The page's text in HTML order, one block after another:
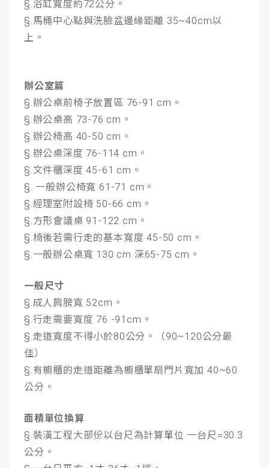
§.浴缸寬度約72公分。
§.馬桶中心點與洗臉盆邊緣距離 35~40cm以
上。
辦公室篇
§.辦公桌前椅子放置區 76-91 cm。
§.辦公桌高 73-76 cm。
§.辦公椅高 40-50 cm。
§.辦公桌深度 76-114 cm。
§.文件櫃深度 45-61 cm。
§. 一般辦公椅寬 61-71 cm。
§.經理室附設椅 50-66 cm。
§.方形會議桌 91-122 cm。
§.椅後若需行走的基本寬度 45-50 cm。
§.一般辦公桌寬 130 cm 深65-75 cm。
一般尺寸
§.成人肩膀寬 52cm。
§.行走需要寬度 76 -91cm。
§.走道寬度不得小於80公分。（90~120公分最
佳）
§.有櫥櫃的走道距離為櫥櫃單扇門片寬加 40~60
公分。
面積單位換算
§.裝潢工程大部份以台尺為計算單位 一台尺=30.3
公分。